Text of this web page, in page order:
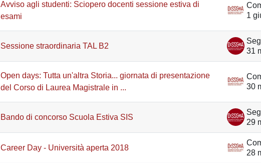
Avviso agli studenti: Sciopero docenti sessione estiva di
esami
1
Sessione straordinaria TAL B2
31
Open days: Tutta un'altra Storia... giornata di presentazione
del Corso di Laurea Magistrale in ...
30
Bando di concorso Scuola Estiva SIS
29
Career Day - Università aperta 2018
28